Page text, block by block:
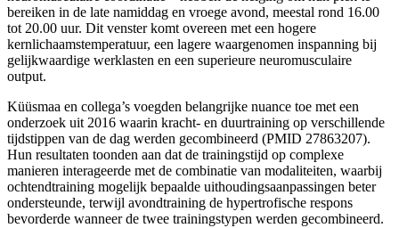
bereiken in de late namiddag en vroege avond, meestal rond 16.00
tot 20.00 uur. Dit venster komt overeen met een hogere
kernlichaamstemperatuur, een lagere waargenomen inspanning bij
gelijkwaardige werklasten en een superieure neuromusculaire
output.
Küüsmaa en collega’s voegden belangrijke nuance toe met een
onderzoek uit 2016 waarin kracht- en duurtraining op verschillende
tijdstippen van de dag werden gecombineerd (PMID 27863207).
Hun resultaten toonden aan dat de trainingstijd op complexe
manieren interageerde met de combinatie van modaliteiten, waarbij
ochtendtraining mogelijk bepaalde uithoudingsaanpassingen beter
ondersteunde, terwijl avondtraining de hypertrofische respons
bevorderde wanneer de twee trainingstypen werden gecombineerd.